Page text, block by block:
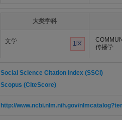
大类学科
文学 1区
传播学
Social Science Citation Index (SSCI)
Scopus (CiteScore)
http://www.ncbi.nlm.nih.gov/